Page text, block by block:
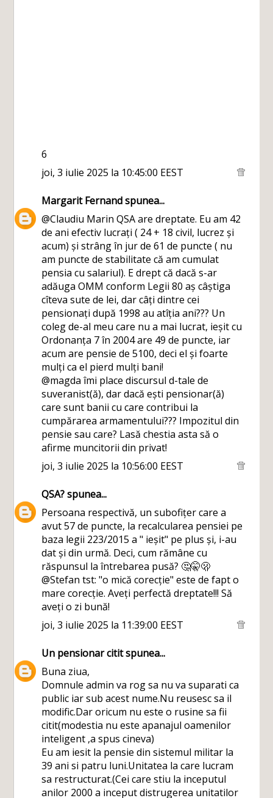
6
joi, 3 iulie 2025 la 10:45:00 EEST
Margarit Fernandspunea...
@Claudiu Marin QSA are dreptate. Eu am 42
de ani efectiv lucrați ( 24 + 18 civil, lucrez și
acum) și strâng în jur de 61 de puncte ( nu
am puncte de stabilitate că am cumulat
pensia cu salariul). E drept că dacă s-ar
adăuga OMM conform Legii 80 aș câștiga
cîteva sute de lei, dar câți dintre cei
pensionați după 1998 au atîția ani??? Un
coleg de-al meu care nu a mai lucrat, ieșit cu
Ordonanța 7 în 2004 are 49 de puncte, iar
acum are pensie de 5100, deci el și foarte
mulți ca el pierd mulți bani!
@magda îmi place discursul d-tale de
suveranist(ă), dar dacă ești pensionar(ă)
care sunt banii cu care contribui la
cumpărarea armamentului??? Impozitul din
pensie sau care? Lasă chestia asta să o
afirme muncitorii din privat!
joi, 3 iulie 2025 la 10:56:00 EEST
QSA?spunea...
Persoana respectivă, un subofițer care a
avut 57 de puncte, la recalcularea pensiei pe
baza legii 223/2015 a " ieșit" pe plus și, i-au
dat și din urmă. Deci, cum rămâne cu
răspunsul la întrebarea pusă? 🤔🤫🫢
@Stefan tst: "o mică corecție" este de fapt o
mare corecție. Aveți perfectă dreptate!!! Să
aveți o zi bună!
joi, 3 iulie 2025 la 11:39:00 EEST
Un pensionar cititspunea...
Buna ziua,
Domnule admin va rog sa nu va suparati ca
public iar sub acest nume.Nu reusesc sa il
modific.Dar oricum nu este o rusine sa fii
citit(modestia nu este apanajul oamenilor
inteligent ,a spus cineva)
Eu am iesit la pensie din sistemul militar la
39 ani si patru luni.Unitatea la care lucram
sa restructurat.(Cei care stiu la inceputul
anilor 2000 a inceput distrugerea unitatilor